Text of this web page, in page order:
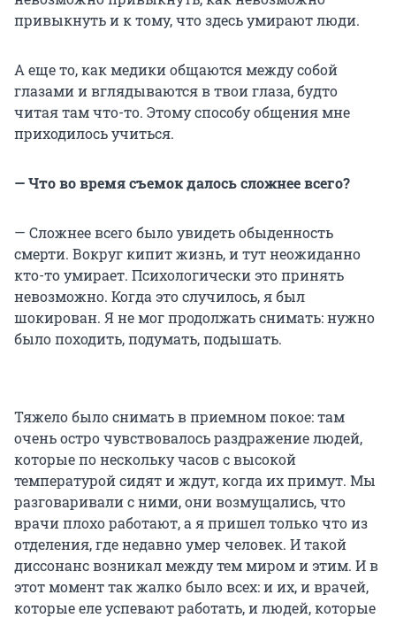
привыкнуть и к тому, что здесь умирают люди.
А еще то, как медики общаются между собой
глазами и вглядываются в твои глаза, будто
читая там что-то. Этому способу общения мне
приходилось учиться.
— Что во время съемок далось сложнее всего?
— Сложнее всего было увидеть обыденность
смерти. Вокруг кипит жизнь, и тут неожиданно
кто-то умирает. Психологически это принять
невозможно. Когда это случилось, я был
шокирован. Я не мог продолжать снимать: нужно
было походить, подумать, подышать.
Тяжело было снимать в приемном покое: там
очень остро чувствовалось раздражение людей,
которые по нескольку часов с высокой
температурой сидят и ждут, когда их примут. Мы
разговаривали с ними, они возмущались, что
врачи плохо работают, а я пришел только что из
отделения, где недавно умер человек. И такой
диссонанс возникал между тем миром и этим. И в
этот момент так жалко было всех: и их, и врачей,
которые еле успевают работать, и людей, которые